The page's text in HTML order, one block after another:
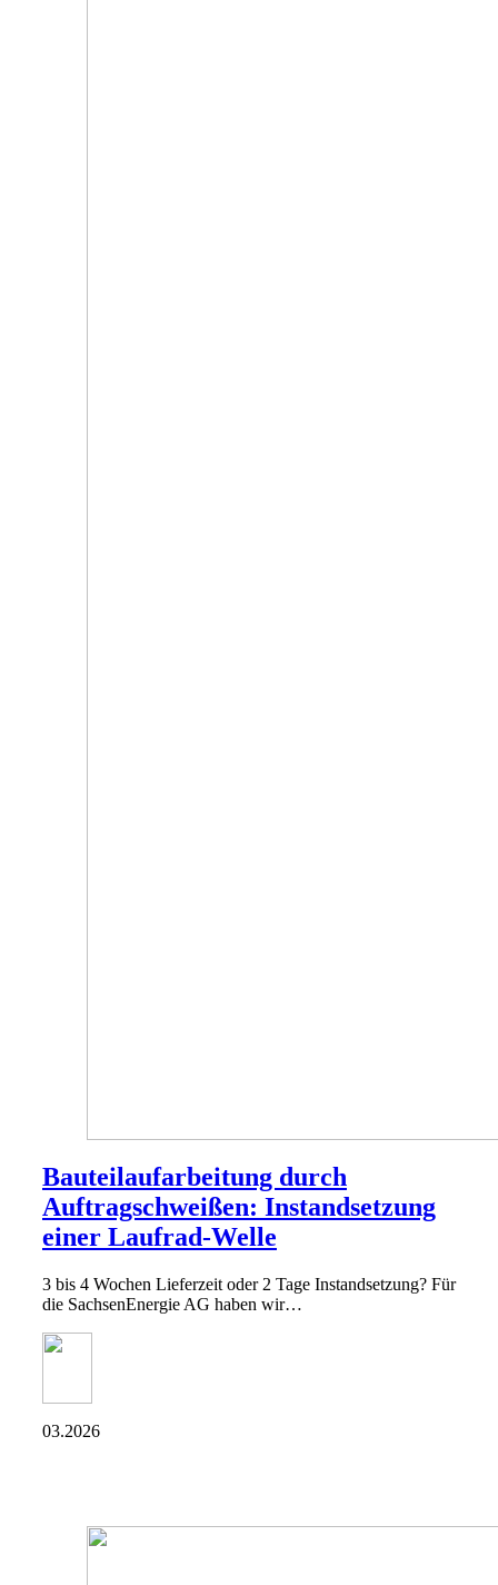
Bauteilaufarbeitung durch
Auftragschweißen: Instandsetzung
einer Laufrad-Welle
3 bis 4 Wochen Lieferzeit oder 2 Tage Instandsetzung? Für
die SachsenEnergie AG haben wir…
03.2026